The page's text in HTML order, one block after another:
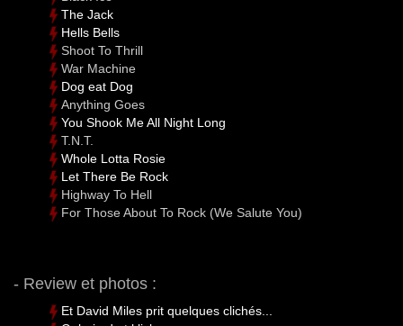
The Jack
Hells Bells
Shoot To Thrill
War Machine
Dog eat Dog
Anything Goes
You Shook Me All Night Long
T.N.T.
Whole Lotta Rosie
Let There Be Rock
Highway To Hell
For Those About To Rock (We Salute You)
- Review et photos :
Et David Miles prit quelques clichés...